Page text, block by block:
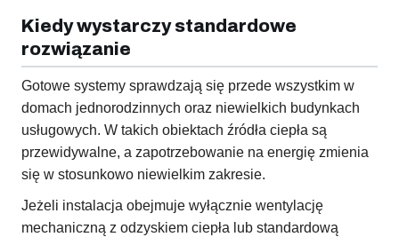
Kiedy wystarczy standardowe
rozwiązanie
Gotowe systemy sprawdzają się przede wszystkim w
domach jednorodzinnych oraz niewielkich budynkach
usługowych. W takich obiektach źródła ciepła są
przewidywalne, a zapotrzebowanie na energię zmienia
się w stosunkowo niewielkim zakresie.
Jeżeli instalacja obejmuje wyłącznie wentylację
mechaniczną z odzyskiem ciepła lub standardową